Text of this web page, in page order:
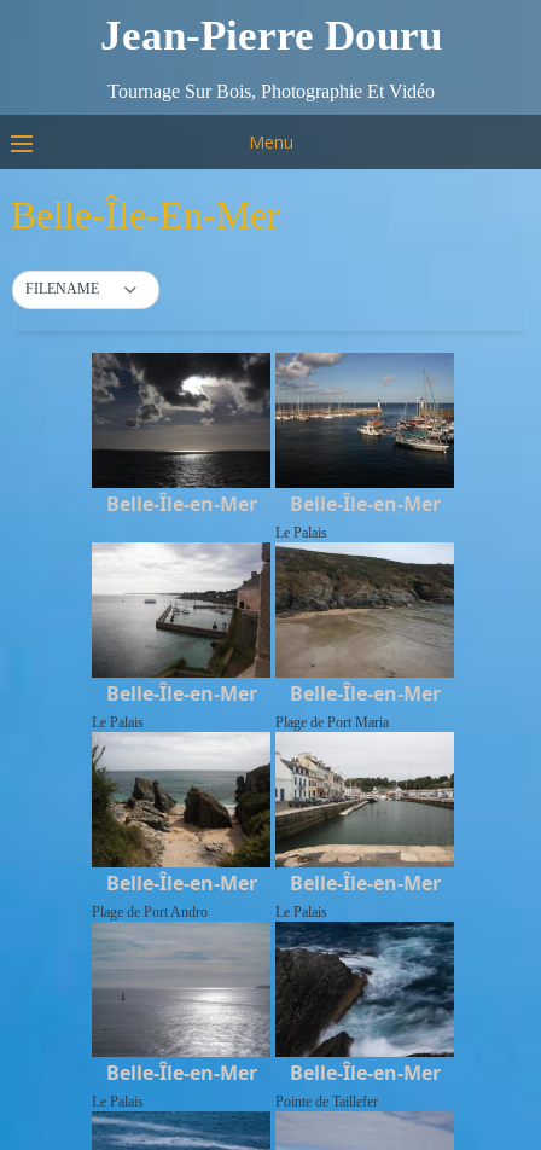
Jean-Pierre Douru
Tournage Sur Bois, Photographie Et Vidéo
Menu
Belle-Île-En-Mer
FILENAME
Belle-Île-en-Mer Belle-Île-en-Mer
Le Palais
Belle-Île-en-Mer
Le Palais
Belle-Île-en-Mer
Plage de Port Maria
Belle-Île-en-Mer
Plage de Port Andro
Belle-Île-en-Mer
Le Palais
Belle-Île-en-Mer
Le Palais
Belle-Île-en-Mer
Pointe de Taillefer